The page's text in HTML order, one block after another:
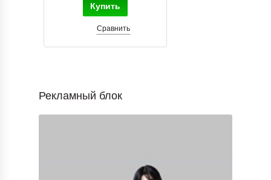
Купить
Сравнить
Рекламный блок